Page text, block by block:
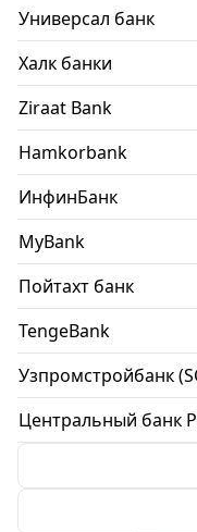
Универсал банк
Халк банки
Ziraat Bank
Hamkorbank
ИнфинБанк
MyBank
Пойтахт банк
TengeBank
Узпромстройбанк
Центральный банк